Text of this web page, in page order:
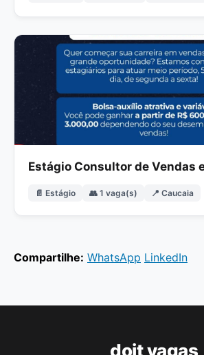
Estágio Consultor de Vendas
📄 Estágio 👥 1 vaga(s) 📍 Caucaia
Compartilhe: WhatsApp LinkedIn
doit vagas